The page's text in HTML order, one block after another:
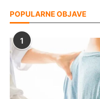
POPULARNE OBJAVE
1